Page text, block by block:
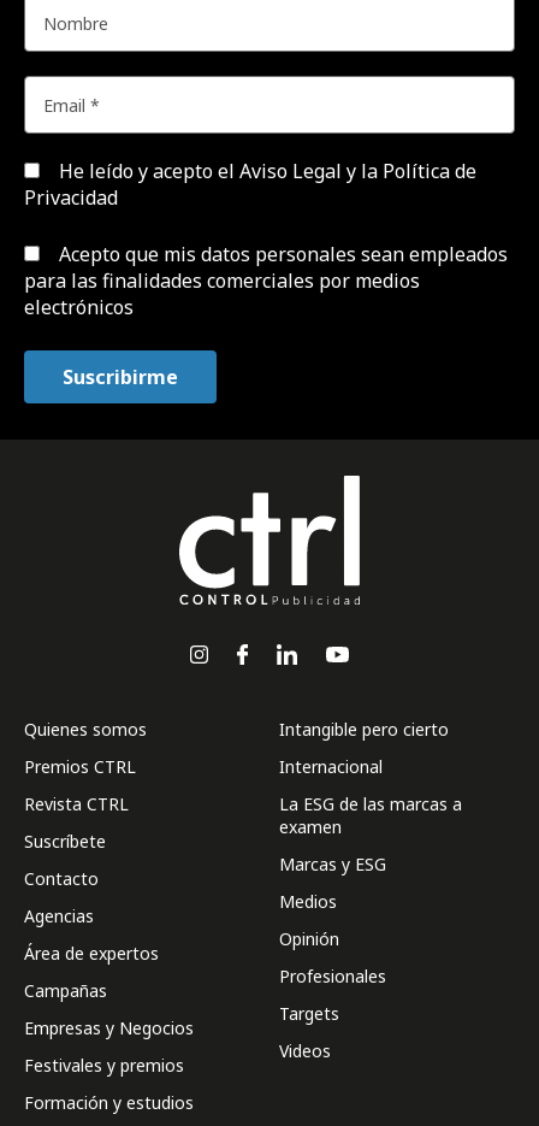
He leído y acepto el Aviso Legal y la Política de
Privacidad
Acepto que mis datos personales sean empleados
para las finalidades comerciales por medios
electrónicos
Quienes somos
Premios CTRL
Revista CTRL
Suscríbete
Contacto
Agencias
Área de expertos
Campañas
Empresas y Negocios
Festivales y premios
Formación y estudios
Intangible pero cierto
Internacional
La ESG de las marcas a
examen
Marcas y ESG
Medios
Opinión
Profesionales
Targets
Videos